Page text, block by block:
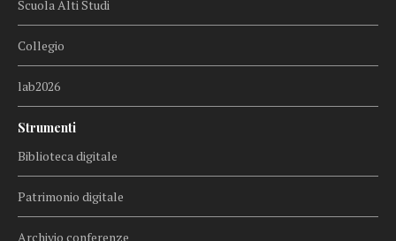
Scuola Alti Studi
Collegio
lab2026
Strumenti
Biblioteca digitale
Patrimonio digitale
Archivio conferenze